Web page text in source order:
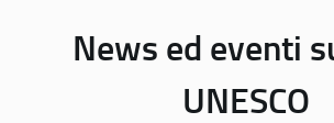
News ed eventi
UNESCO